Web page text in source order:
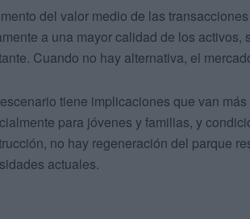
del valor medio de las
a una mayor calidad de los
Cuando no hay alternativa, el
tiene implicaciones que van
para jóvenes y familias, y
no hay regeneración del parque
actuales.